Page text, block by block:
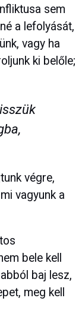
sem
a lefolyását,
vagy ha
ki belőle;
végre,
vagyunk a
bele kell
baj lesz,
meg kell